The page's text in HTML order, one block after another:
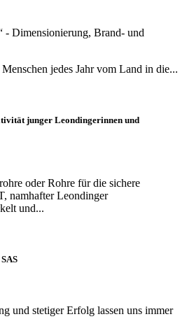
- Dimensionierung, Brand- und
jedes Jahr vom Land in die...
junger Leondingerinnen und
oder Rohre für die sichere
namhafter Leondinger
und...
und stetiger Erfolg lassen uns immer